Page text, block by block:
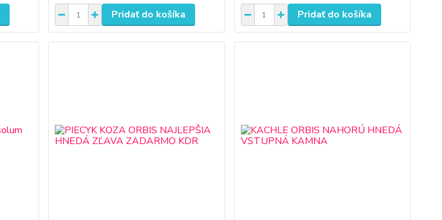
Pridať do košíka Pridať do košíka